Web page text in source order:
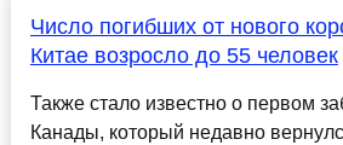
Число погибших от нового
Китае возросло до 55 человек
Также стало известно о первом
Канады, который недавно